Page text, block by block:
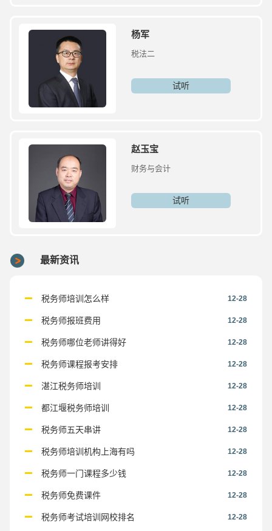
杨军
税法二
试听
赵玉宝
财务与会计
试听
最新资讯
税务师培训怎么样 12-28
税务师报班费用 12-28
税务师哪位老师讲得好 12-28
税务师课程报考安排 12-28
湛江税务师培训 12-28
都江堰税务师培训 12-28
税务师五天串讲 12-28
税务师培训机构上海有吗 12-28
税务师一门课程多少钱 12-28
税务师免费课件 12-28
税务师考试培训网校排名 12-28